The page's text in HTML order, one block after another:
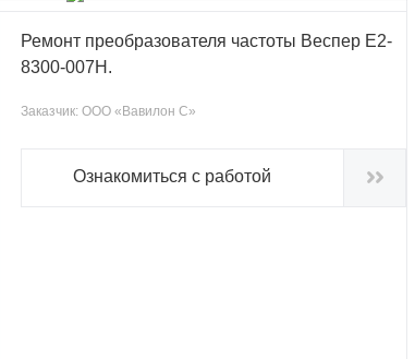
Ремонт преобразователя частоты Веспер Е2-
8300-007Н.
Заказчик: ООО «Вавилон C»
Ознакомиться с работой